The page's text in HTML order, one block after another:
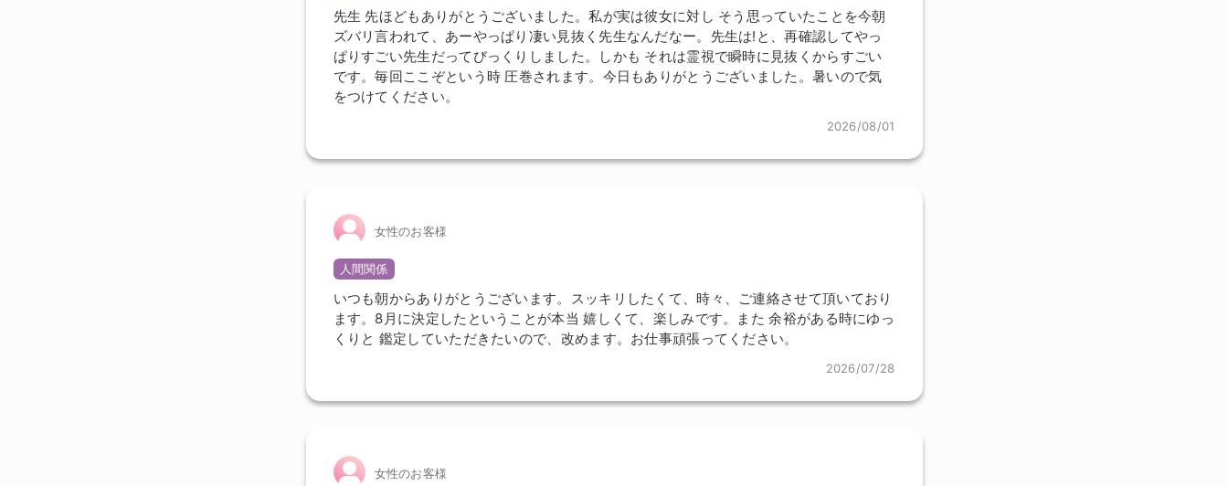
先生 先ほどもありがとうございました。私が実は彼女に対し そう思っていたことを今朝
ズバリ言われて、あーやっぱり凄い見抜く先生なんだなー。先生は!と、再確認してやっ
ぱりすごい先生だってびっくりしました。しかも それは霊視で瞬時に見抜くからすごい
です。毎回ここぞという時 圧巻されます。今日もありがとうございました。暑いので気
をつけてください。
2026/08/01
女性のお客様
人間関係
いつも朝からありがとうございます。スッキリしたくて、時々、ご連絡させて頂いており
ます。8月に決定したということが本当 嬉しくて、楽しみです。また 余裕がある時にゆっ
くりと 鑑定していただきたいので、改めます。お仕事頑張ってください。
2026/07/28
女性のお客様